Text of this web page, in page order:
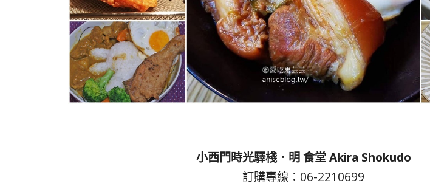
小西門時光驛棧．明 食堂 Akira Shokudo
訂購專線：06-2210699